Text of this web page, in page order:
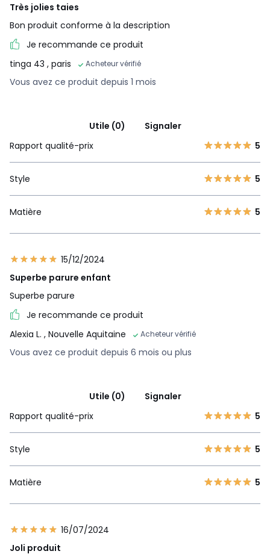
Très jolies taies
Bon produit conforme à la description
Je recommande ce produit
tinga 43 , paris Acheteur vérifié
Vous avez ce produit depuis 1 mois
Utile (0)
Signaler
Rapport qualité-prix
5
Style 5
Matière 5
15/12/2024
Superbe parure enfant
Superbe parure
Je recommande ce produit
Alexia L. , Nouvelle Aquitaine Acheteur vérifié
Vous avez ce produit depuis 6 mois ou plus
Utile (0)
Signaler
Rapport qualité-prix
5
Style 5
Matière 5
16/07/2024
Joli produit